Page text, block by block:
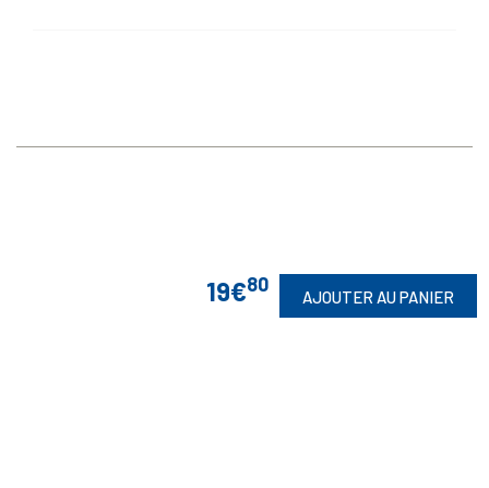
19€80
AJOUTER AU PANIER